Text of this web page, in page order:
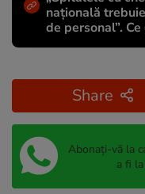
națională
de personal”.
Share
Abonați-vă la
a fi